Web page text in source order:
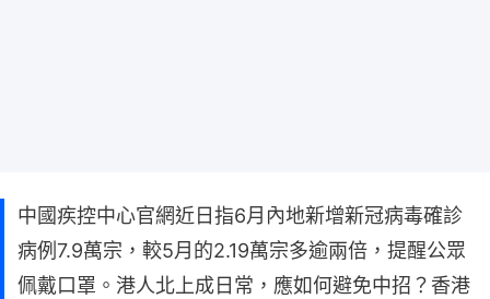
中國疾控中心官網近日指6月內地新增新冠病毒確診
病例7.9萬宗，較5月的2.19萬宗多逾兩倍，提醒公眾
佩戴口罩。港人北上成日常，應如何避免中招？香港